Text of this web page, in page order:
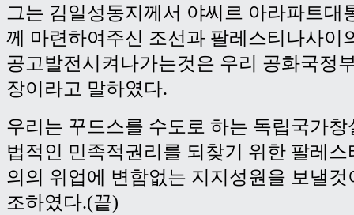
그는 김일성동지께서 야씨르 아라파트대
께 마련하여주신 조선과 팔레스티나사이
공고발전시켜나가는것은 우리 공화국정
장이라고 말하였다.
우리는 꾸드스를 수도로 하는 독립국가
법적인 민족적권리를 되찾기 위한 팔레
의의 위업에 변함없는 지지성원을 보낼
조하였다.(끝)